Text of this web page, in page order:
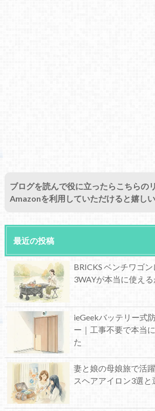
ブログを読んで役に立ったらこちらの
Amazonを利用していただけると嬉しい
最近の投稿
BRICKS ベンチワゴン
3WAYが本当に使え
ieGeekバッテリー式
ー｜工事不要で本当
た
妻と娘の母娘旅で活
スヘアアイロン3選と